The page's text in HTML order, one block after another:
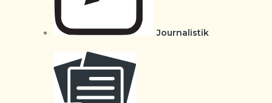
Journalistik